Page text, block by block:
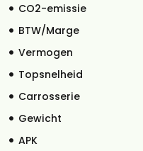
CO2-emissie
BTW/Marge
Vermogen
Topsnelheid
Carrosserie
Gewicht
APK